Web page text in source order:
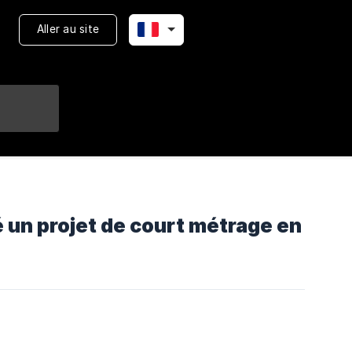
Aller au site
projet de court métrage en